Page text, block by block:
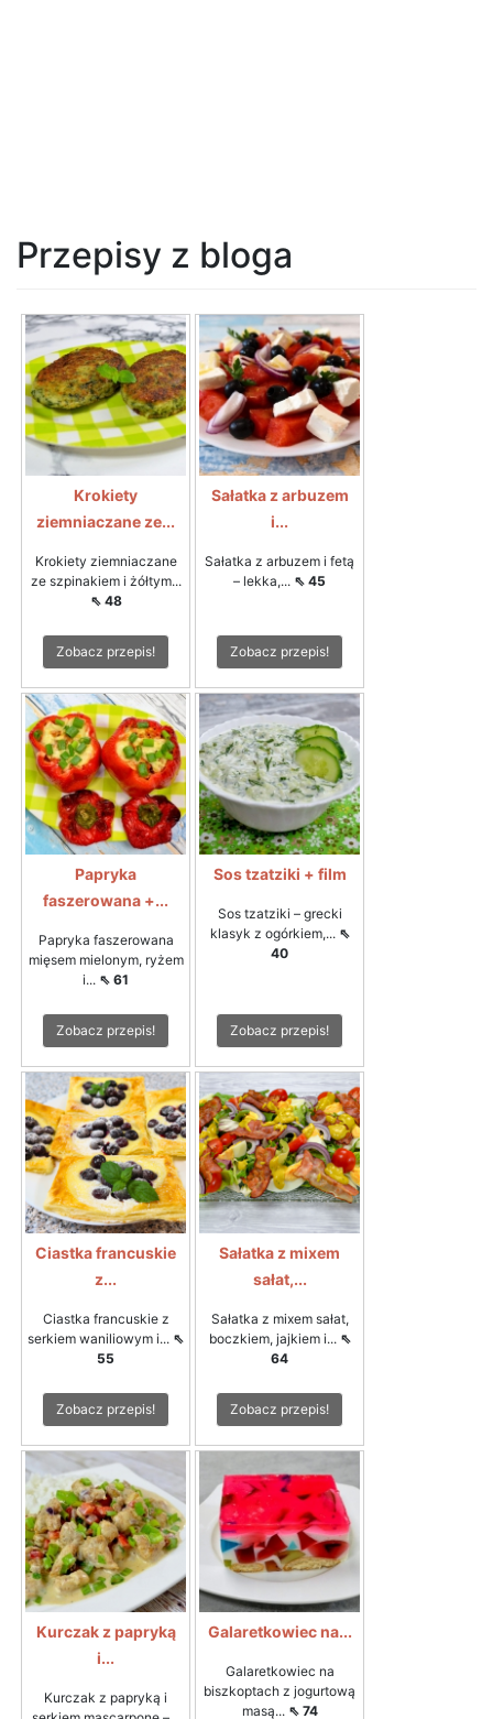
Przepisy z bloga
Krokiety
ziemniaczane ze...
Krokiety ziemniaczane
ze szpinakiem i żółtym...
⇖ 48
Zobacz przepis!
Sałatka z arbuzem
i...
Sałatka z arbuzem i fetą
– lekka,... ⇖ 45
Zobacz przepis!
Papryka
faszerowana +...
Papryka faszerowana
mięsem mielonym, ryżem
i... ⇖ 61
Zobacz przepis!
Sos tzatziki + film
Sos tzatziki – grecki
klasyk z ogórkiem,... ⇖
40
Zobacz przepis!
Ciastka francuskie
z...
Ciastka francuskie z
serkiem waniliowym i... ⇖
55
Zobacz przepis!
Sałatka z mixem
sałat,...
Sałatka z mixem sałat,
boczkiem, jajkiem i... ⇖
64
Zobacz przepis!
Kurczak z papryką
i...
Kurczak z papryką i
Galaretkowiec na...
Galaretkowiec na
biszkoptach z jogurtową
masą... ⇖ 74